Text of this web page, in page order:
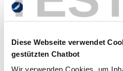
Diese Webseite verwendet
gestützten Chatbot
Wir verwenden Cookies, um
Ziele
Schäden zu erkennen und eine
und auszuführen. Dieses